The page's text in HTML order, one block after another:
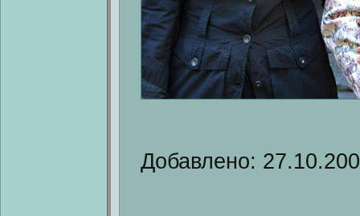
Добавлено: